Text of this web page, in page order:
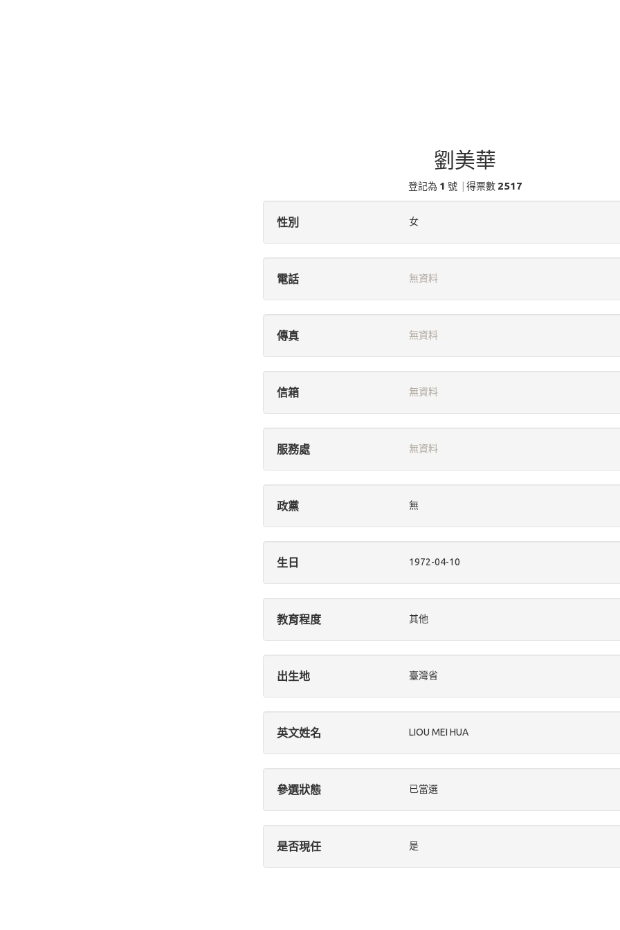
劉美華
登記為 1 號 得票數 2517
性別 女
電話 無資料
傳真 無資料
信箱 無資料
服務處 無資料
政黨 無
生日 1972-04-10
教育程度 其他
出生地 臺灣省
英文姓名 LIOU MEI HUA
參選狀態 已當選
是否現任 是